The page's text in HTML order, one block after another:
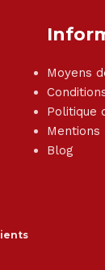
Moyens
Politique
Mentions
Blog